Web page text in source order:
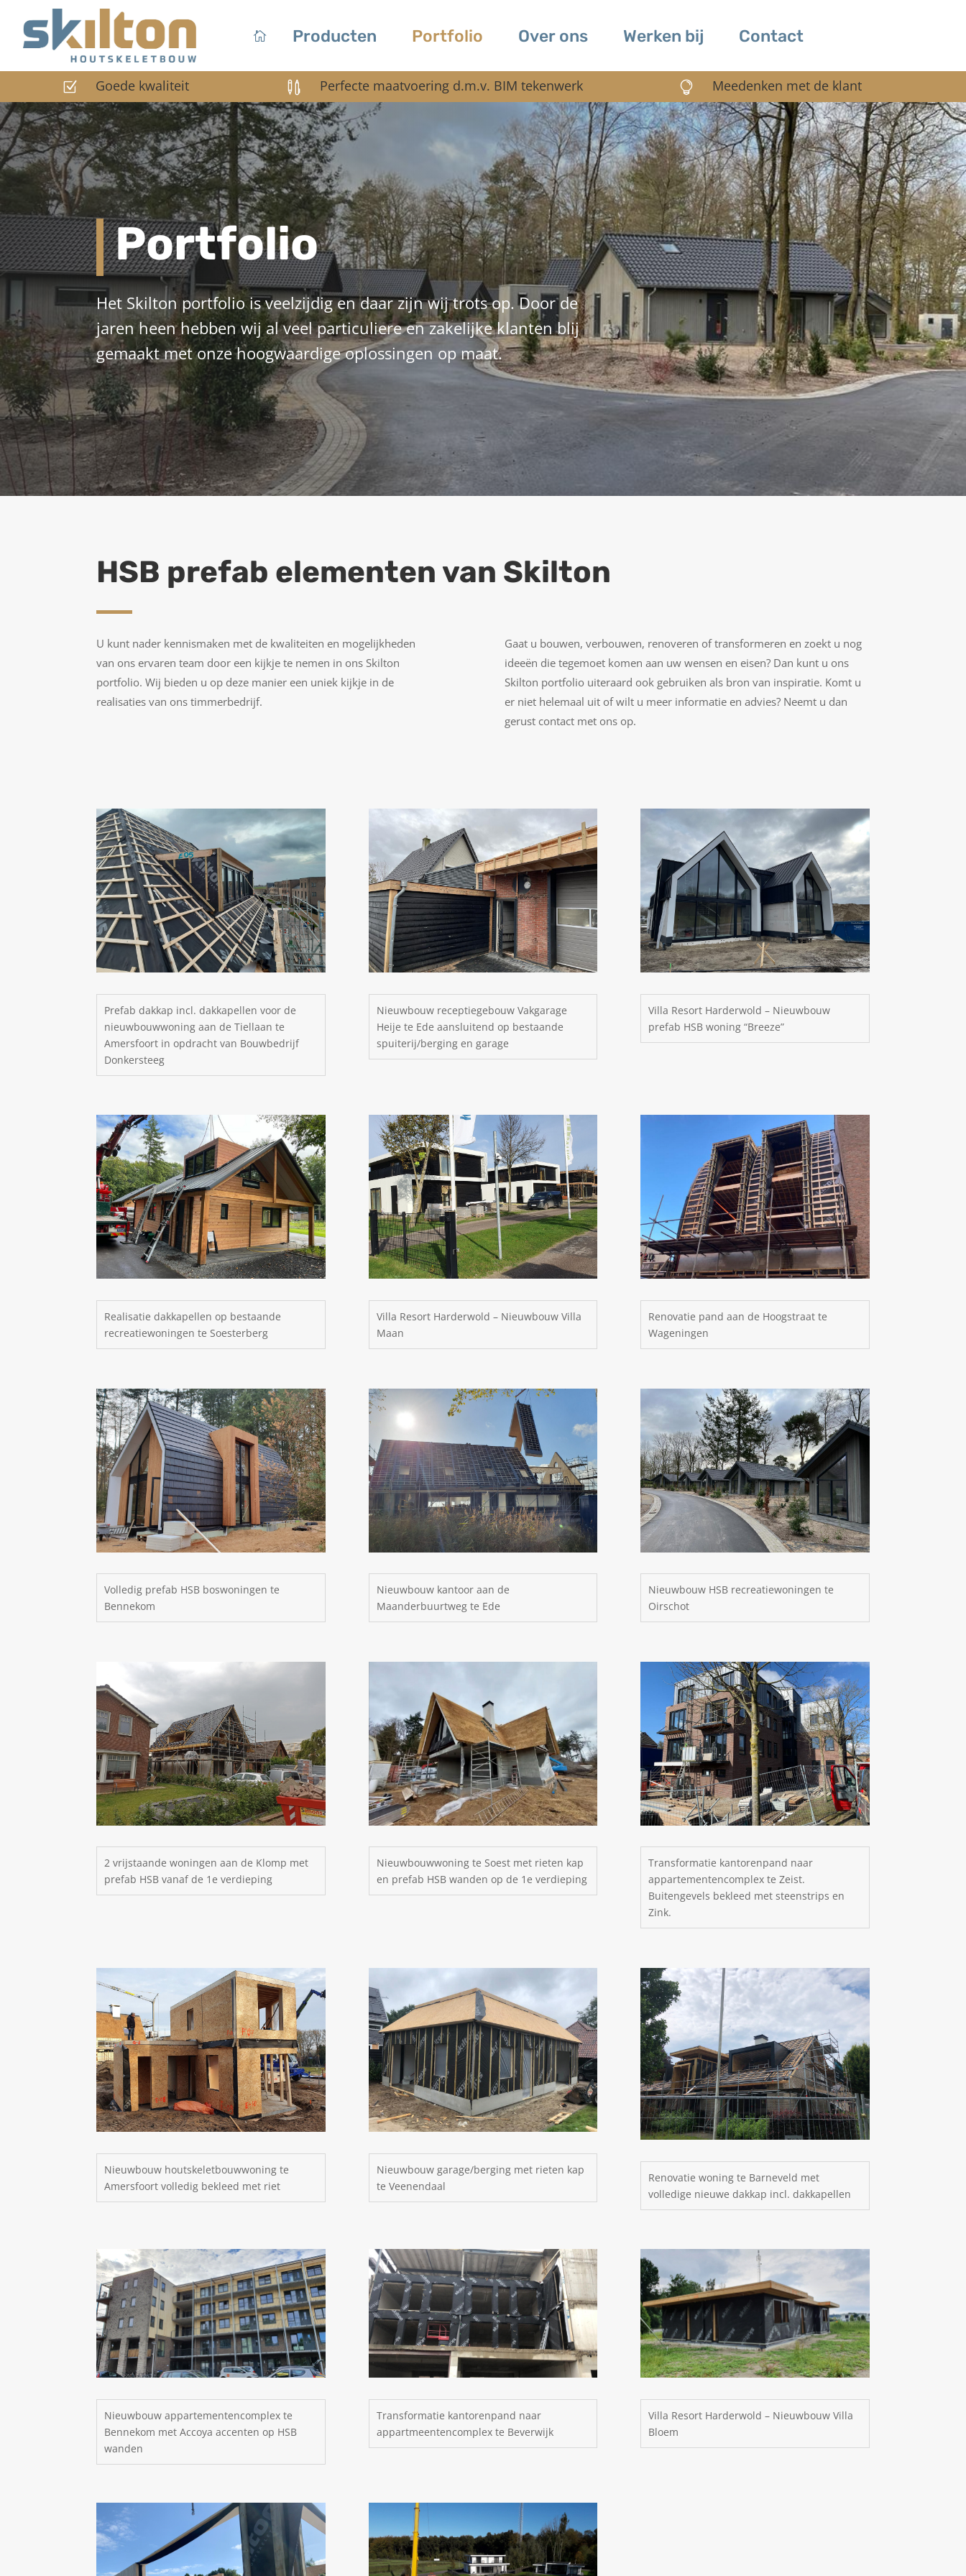
Producten Portfolio Over ons Werken bij Contact
Z Goede kwaliteit  Perfecte maatvoering d.m.v. BIM tekenwerk  Meedenken met de klant
Portfolio
Het Skilton portfolio is veelzijdig en daar zijn wij trots op. Door de
jaren heen hebben wij al veel particuliere en zakelijke klanten blij
gemaakt met onze hoogwaardige oplossingen op maat.
HSB prefab elementen van Skilton
U kunt nader kennismaken met de kwaliteiten en mogelijkheden
van ons ervaren team door een kijkje te nemen in ons Skilton
portfolio. Wij bieden u op deze manier een uniek kijkje in de
realisaties van ons timmerbedrijf.
Gaat u bouwen, verbouwen, renoveren of transformeren en zoekt u nog
ideeën die tegemoet komen aan uw wensen en eisen? Dan kunt u ons
Skilton portfolio uiteraard ook gebruiken als bron van inspiratie. Komt u
er niet helemaal uit of wilt u meer informatie en advies? Neemt u dan
gerust contact met ons op.
Prefab dakkap incl. dakkapellen voor de
nieuwbouwwoning aan de Tiellaan te
Amersfoort in opdracht van Bouwbedrijf
Donkersteeg
Nieuwbouw receptiegebouw Vakgarage
Heije te Ede aansluitend op bestaande
spuiterij/berging en garage
Villa Resort Harderwold – Nieuwbouw
prefab HSB woning “Breeze”
Realisatie dakkapellen op bestaande
recreatiewoningen te Soesterberg
Villa Resort Harderwold – Nieuwbouw Villa
Maan
Renovatie pand aan de Hoogstraat te
Wageningen
Volledig prefab HSB boswoningen te
Bennekom
Nieuwbouw kantoor aan de
Maanderbuurtweg te Ede
Nieuwbouw HSB recreatiewoningen te
Oirschot
2 vrijstaande woningen aan de Klomp met
prefab HSB vanaf de 1e verdieping
Nieuwbouwwoning te Soest met rieten kap
en prefab HSB wanden op de 1e verdieping
Transformatie kantorenpand naar
appartementencomplex te Zeist.
Buitengevels bekleed met steenstrips en
Zink.
Nieuwbouw houtskeletbouwwoning te
Amersfoort volledig bekleed met riet
Nieuwbouw garage/berging met rieten kap
te Veenendaal
Renovatie woning te Barneveld met
volledige nieuwe dakkap incl. dakkapellen
Nieuwbouw appartementencomplex te
Bennekom met Accoya accenten op HSB
wanden
Transformatie kantorenpand naar
appartmeentencomplex te Beverwijk
Villa Resort Harderwold – Nieuwbouw Villa
Bloem